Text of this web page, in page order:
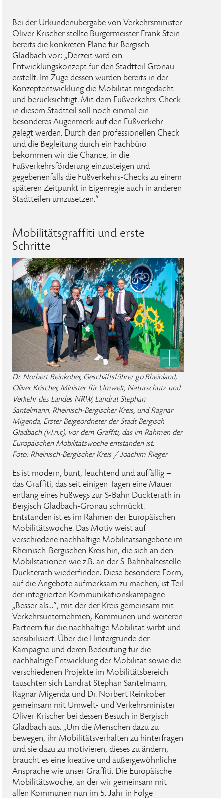
Bei der Urkundenübergabe von Verkehrsminister
Oliver Krischer stellte Bürgermeister Frank Stein
bereits die konkreten Pläne für Bergisch
Gladbach vor: „Derzeit wird ein
Entwicklungskonzept für den Stadtteil Gronau
erstellt. Im Zuge dessen wurden bereits in der
Konzeptentwicklung die Mobilität mitgedacht
und berücksichtigt. Mit dem Fußverkehrs-Check
in diesem Stadtteil soll noch einmal ein
besonderes Augenmerk auf den Fußverkehr
gelegt werden. Durch den professionellen Check
und die Begleitung durch ein Fachbüro
bekommen wir die Chance, in die
Fußverkehrsförderung einzusteigen und
gegebenenfalls die Fußverkehrs-Checks zu einem
späteren Zeitpunkt in Eigenregie auch in anderen
Stadtteilen umzusetzen.“
Mobilitätsgraffiti und erste
Schritte
Dr. Norbert Reinkober, Geschäftsführer go.Rheinland,
Oliver Krischer, Minister für Umwelt, Naturschutz und
Verkehr des Landes NRW, Landrat Stephan
Santelmann, Rheinisch-Bergischer Kreis, und Ragnar
Migenda, Erster Beigeordneter der Stadt Bergisch
Gladbach (v.l.n.r.), vor dem Graffiti, das im Rahmen der
Europäischen Mobilitätswoche entstanden ist.
Foto: Rheinisch-Bergischer Kreis / Joachim Rieger
Es ist modern, bunt, leuchtend und auffällig –
das Graffiti, das seit einigen Tagen eine Mauer
entlang eines Fußwegs zur S-Bahn Duckterath in
Bergisch Gladbach-Gronau schmückt.
Entstanden ist es im Rahmen der Europäischen
Mobilitätswoche. Das Motiv weist auf
verschiedene nachhaltige Mobilitätsangebote im
Rheinisch-Bergischen Kreis hin, die sich an den
Mobilstationen wie z.B. an der S-Bahnhaltestelle
Duckterath wiederfinden. Diese besondere Form,
auf die Angebote aufmerksam zu machen, ist Teil
der integrierten Kommunikationskampagne
„Besser als…“, mit der der Kreis gemeinsam mit
Verkehrsunternehmen, Kommunen und weiteren
Partnern für die nachhaltige Mobilität wirbt und
sensibilisiert. Über die Hintergründe der
Kampagne und deren Bedeutung für die
nachhaltige Entwicklung der Mobilität sowie die
verschiedenen Projekte im Mobilitätsbereich
tauschten sich Landrat Stephan Santelmann,
Ragnar Migenda und Dr. Norbert Reinkober
gemeinsam mit Umwelt- und Verkehrsminister
Oliver Krischer bei dessen Besuch in Bergisch
Gladbach aus. „Um die Menschen dazu zu
bewegen, ihr Mobilitätsverhalten zu hinterfragen
und sie dazu zu motivieren, dieses zu ändern,
braucht es eine kreative und außergewöhnliche
Ansprache wie unser Graffiti. Die Europäische
Mobilitätswoche, an der wir gemeinsam mit
allen Kommunen nun im 5. Jahr in Folge